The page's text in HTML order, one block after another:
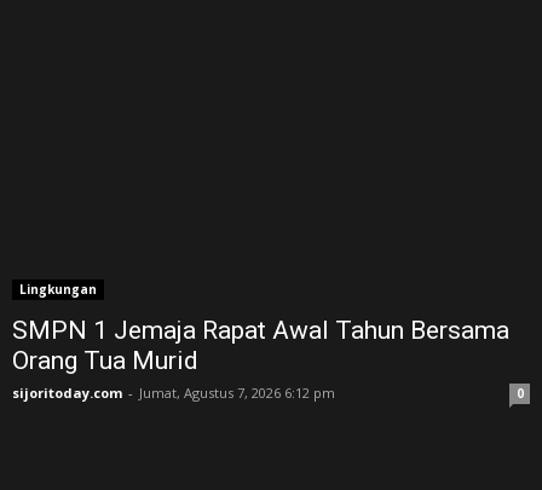
Lingkungan
SMPN 1 Jemaja Rapat Awal Tahun Bersama
Orang Tua Murid ‎
sijoritoday.com - Jumat, Agustus 7, 2026 6:12 pm 0